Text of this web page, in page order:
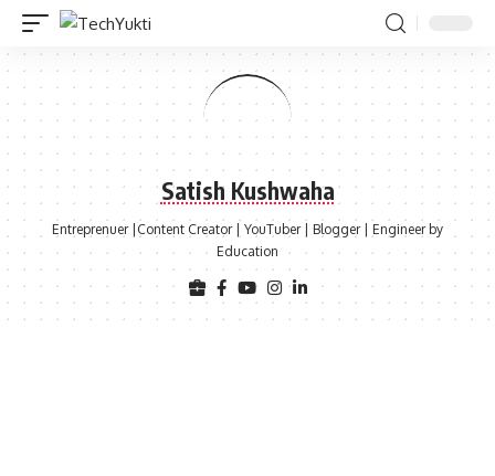
Satish Kushwaha
Entreprenuer |Content Creator | YouTuber | Blogger | Engineer by
Education